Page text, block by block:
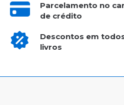
Parcelamento no
de crédito
Descontos em
livros